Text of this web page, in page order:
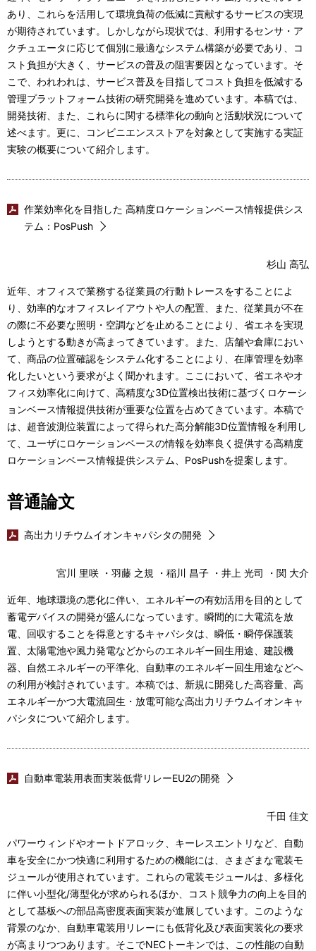
あり、これらを活用して環境負荷の低減に貢献するサービスの実現
が期待されています。しかしながら現状では、利用するセンサ・ア
クチュエータに応じて個別に最適なシステム構築が必要であり、コ
スト負担が大きく、サービスの普及の阻害要因となっています。そ
こで、われわれは、サービス普及を目指してコスト負担を低減する
管理プラットフォーム技術の研究開発を進めています。本稿では、
開発技術、また、これらに関する標準化の動向と活動状況について
述べます。更に、コンビニエンスストアを対象として実施する実証
実験の概要について紹介します。
作業効率化を目指した 高精度ロケーションベース情報提供シス
テム：PosPush
杉山 高弘
近年、オフィスで業務する従業員の行動トレースをすることによ
り、効率的なオフィスレイアウトや人の配置、また、従業員が不在
の際に不必要な照明・空調などを止めることにより、省エネを実現
しようとする動きが高まってきています。また、店舗や倉庫におい
て、商品の位置確認をシステム化することにより、在庫管理を効率
化したいという要求がよく聞かれます。ここにおいて、省エネやオ
フィス効率化に向けて、高精度な3D位置検出技術に基づくロケーシ
ョンベース情報提供技術が重要な位置を占めてきています。本稿で
は、超音波測位装置によって得られた高分解能3D位置情報を利用し
て、ユーザにロケーションベースの情報を効率良く提供する高精度
ロケーションベース情報提供システム、PosPushを提案します。
普通論文
高出力リチウムイオンキャパシタの開発
宮川 里咲 ・羽藤 之規 ・稲川 昌子 ・井上 光司 ・関 大介
近年、地球環境の悪化に伴い、エネルギーの有効活用を目的として
蓄電デバイスの開発が盛んになっています。瞬間的に大電流を放
電、回収することを得意とするキャパシタは、瞬低・瞬停保護装
置、太陽電池や風力発電などからのエネルギー回生用途、建設機
器、自然エネルギーの平準化、自動車のエネルギー回生用途などへ
の利用が検討されています。本稿では、新規に開発した高容量、高
エネルギーかつ大電流回生・放電可能な高出力リチウムイオンキャ
パシタについて紹介します。
自動車電装用表面実装低背リレーEU2の開発
千田 佳文
パワーウィンドやオートドアロック、キーレスエントリなど、自動
車を安全にかつ快適に利用するための機能には、さまざまな電装モ
ジュールが使用されています。これらの電装モジュールは、多様化
に伴い小型化/薄型化が求められるほか、コスト競争力の向上を目的
として基板への部品高密度表面実装が進展しています。このような
背景のなか、自動車電装用リレーにも低背化及び表面実装化の要求
が高まりつつあります。そこでNECトーキンでは、この性能の自動